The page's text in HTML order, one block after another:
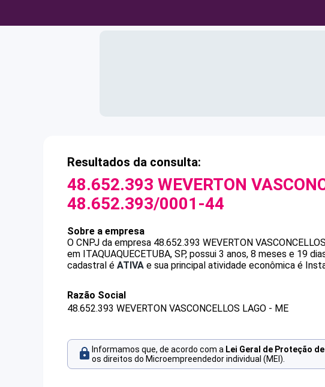
Resultados da consulta:
48.652.393 WEVERTON
48.652.393/0001-44
Sobre a empresa
O CNPJ da empresa 48.652.393 WEVERTON
em ITAQUAQUECETUBA, SP, possui 3 anos, 8 meses e 19
cadastral é ATIVA e sua principal atividade econômica é
Razão Social
48.652.393 WEVERTON VASCONCELLOS LAGO - ME
Informamos que, de acordo com a Lei Geral de Proteção
os direitos do Microempreendedor individual (MEI).